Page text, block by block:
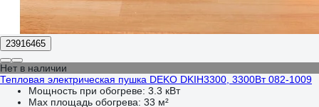
23916465
Нет в наличии
Тепловая электрическая пушка DEKO DKIH3300, 3300Вт 082-1009
Мощность при обогреве: 3.3 кВт
Max площадь обогрева: 33 м²